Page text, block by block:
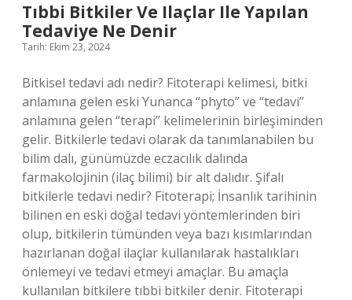
Tıbbi Bitkiler Ve Ilaçlar Ile Yapılan
Tedaviye Ne Denir
Tarih: Ekim 23, 2024
Bitkisel tedavi adı nedir? Fitoterapi kelimesi, bitki
anlamına gelen eski Yunanca “phyto” ve “tedavi”
anlamına gelen “terapi” kelimelerinin birleşiminden
gelir. Bitkilerle tedavi olarak da tanımlanabilen bu
bilim dalı, günümüzde eczacılık dalında
farmakolojinin (ilaç bilimi) bir alt dalıdır. Şifalı
bitkilerle tedavi nedir? Fitoterapi; İnsanlık tarihinin
bilinen en eski doğal tedavi yöntemlerinden biri
olup, bitkilerin tümünden veya bazı kısımlarından
hazırlanan doğal ilaçlar kullanılarak hastalıkları
önlemeyi ve tedavi etmeyi amaçlar. Bu amaçla
kullanılan bitkilere tıbbi bitkiler denir. Fitoterapi